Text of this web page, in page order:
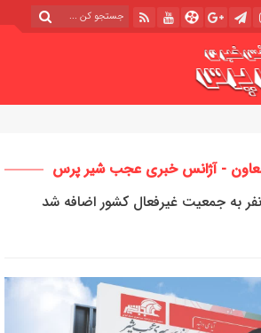
- آژانس خبری عجب شیر پرس